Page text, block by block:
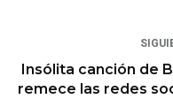
Insólita canción de
remece las redes